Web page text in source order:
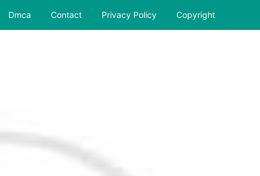
Dmca Contact Privacy Policy Copyright